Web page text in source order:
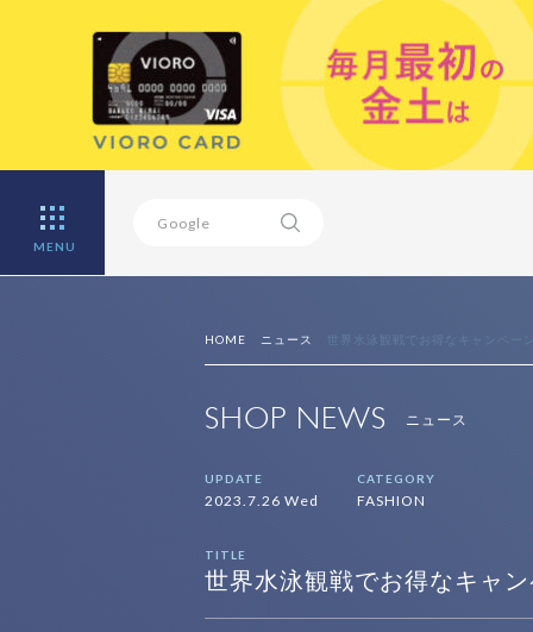
MENU
HOME ニュース 世界水泳観戦でお得なキャンペー
SHOP NEWS ニュース
UPDATE
2023.7.26 Wed
CATEGORY
FASHION
TITLE
世界水泳観戦でお得なキャ